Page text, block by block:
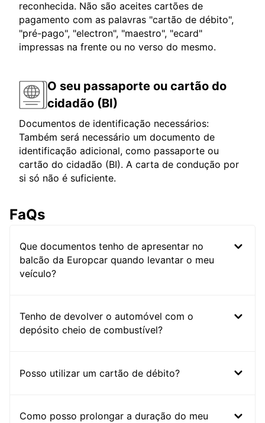
reconhecida. Não são aceites cartões de
pagamento com as palavras "cartão de débito",
"pré-pago", "electron", "maestro", "ecard"
impressas na frente ou no verso do mesmo.
O seu passaporte ou cartão do
cidadão (BI)
Documentos de identificação necessários:
Também será necessário um documento de
identificação adicional, como passaporte ou
cartão do cidadão (BI). A carta de condução por
si só não é suficiente.
FaQs
Que documentos tenho de apresentar no
balcão da Europcar quando levantar o meu
veículo?
Tenho de devolver o automóvel com o
depósito cheio de combustível?
Posso utilizar um cartão de débito?
Como posso prolongar a duração do meu